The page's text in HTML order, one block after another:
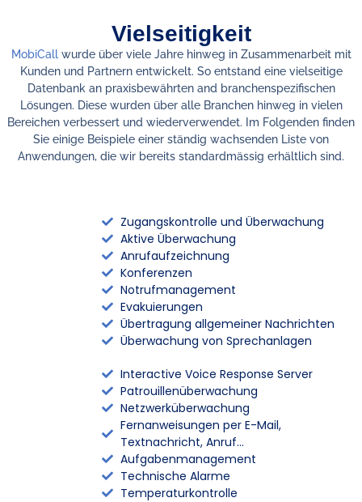
Vielseitigkeit
MobiCallwurde über viele Jahre hinweg in Zusammenarbeit mit
Kunden und Partnern entwickelt. So entstand eine vielseitige
Datenbank an praxisbewährten and branchenspezifischen
Lösungen. Diese wurden über alle Branchen hinweg in vielen
Bereichen verbessert und wiederverwendet. Im Folgenden finden
Sie einige Beispiele einer ständig wachsenden Liste von
Anwendungen, die wir bereits standardmässig erhältlich sind.
Zugangskontrolle und Überwachung
Aktive Überwachung
Anrufaufzeichnung
Konferenzen
Notrufmanagement
Evakuierungen
Übertragung allgemeiner Nachrichten
Überwachung von Sprechanlagen
Interactive Voice Response Server
Patrouillenüberwachung
Netzwerküberwachung
Fernanweisungen per E-Mail,
Textnachricht, Anruf…
Aufgabenmanagement
Technische Alarme
Temperaturkontrolle